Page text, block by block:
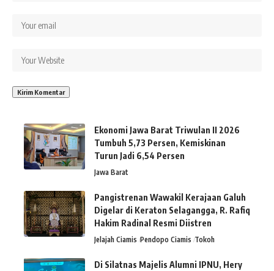
Ekonomi Jawa Barat Triwulan II 2026
Tumbuh 5,73 Persen, Kemiskinan
Turun Jadi 6,54 Persen
Jawa Barat
Pangistrenan Wawakil Kerajaan Galuh
Digelar di Keraton Selagangga, R. Rafiq
Hakim Radinal Resmi Diistren
Jelajah Ciamis Pendopo Ciamis Tokoh
Di Silatnas Majelis Alumni IPNU, Hery